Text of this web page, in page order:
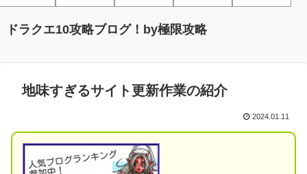
ドラクエ10攻略ブログ！by極限攻略
地味すぎるサイト更新作業の紹介
2024.01.11